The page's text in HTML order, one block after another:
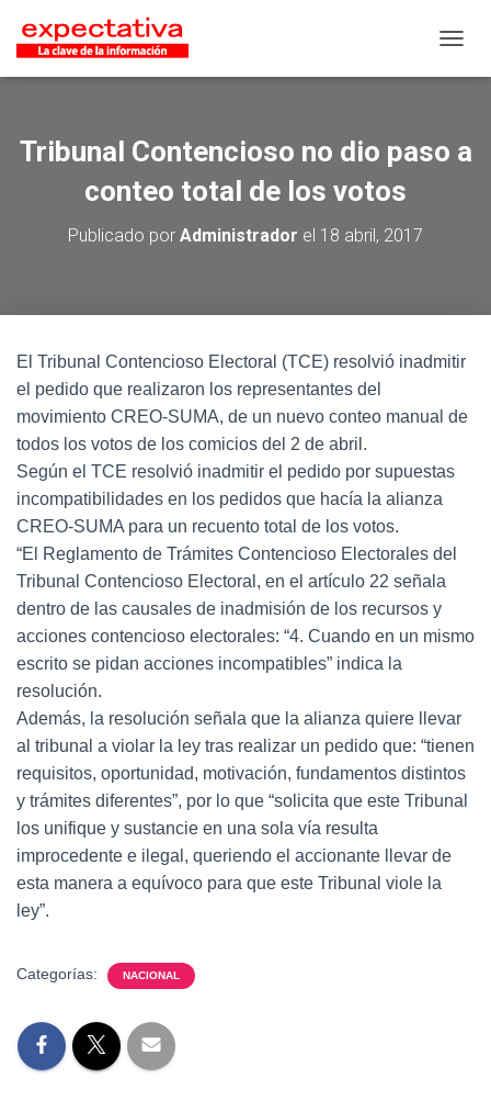
Tribunal Contencioso no dio paso a
conteo total de los votos
Publicado por Administrador el 18 abril, 2017
El Tribunal Contencioso Electoral (TCE) resolvió inadmitir
el pedido que realizaron los representantes del
movimiento CREO-SUMA, de un nuevo conteo manual de
todos los votos de los comicios del 2 de abril.
Según el TCE resolvió inadmitir el pedido por supuestas
incompatibilidades en los pedidos que hacía la alianza
CREO-SUMA para un recuento total de los votos.
“El Reglamento de Trámites Contencioso Electorales del
Tribunal Contencioso Electoral, en el artículo 22 señala
dentro de las causales de inadmisión de los recursos y
acciones contencioso electorales: “4. Cuando en un mismo
escrito se pidan acciones incompatibles” indica la
resolución.
Además, la resolución señala que la alianza quiere llevar
al tribunal a violar la ley tras realizar un pedido que: “tienen
requisitos, oportunidad, motivación, fundamentos distintos
y trámites diferentes”, por lo que “solicita que este Tribunal
los unifique y sustancie en una sola vía resulta
improcedente e ilegal, queriendo el accionante llevar de
esta manera a equívoco para que este Tribunal viole la
ley”.
Categorías: NACIONAL